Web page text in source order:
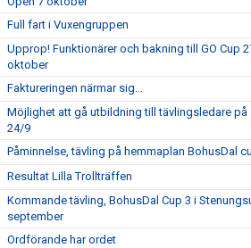
Full fart i Vuxengruppen
Upprop! Funktionärer och bakning till GO Cup
oktober
Faktureringen närmar sig...
Möjlighet att gå utbildning till tävlingsledare på
24/9
Påminnelse, tävling på hemmaplan BohusDal
Resultat Lilla Trollträffen
Kommande tävling, BohusDal Cup 3 i
september
Ordförande har ordet